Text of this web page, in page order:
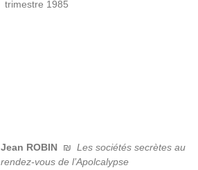
trimestre 1985
Jean ROBIN ₪Les sociétés secrètes au
rendez-vous de l’Apolcalypse